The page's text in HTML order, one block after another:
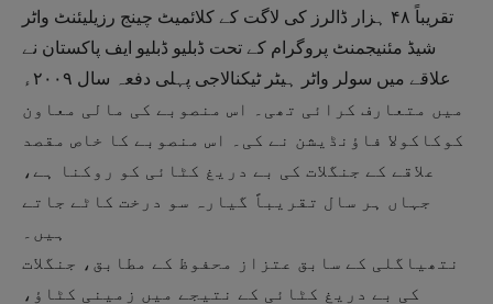
تقریباً ۴۸ ہزار ڈالرز کی لاگت کے کلائمیٹ چینج رزیلیئنٹ واٹر
شیڈ مئنیجمنٹ پروگرام کے تحت ڈبلیو ڈبلیو ایف پاکستان نے
علاقے میں سولر واٹر ہیٹر ٹیکنالاجی پہلی دفعہ سال ۲۰۰۹ء
میں متعارف کرائی تھی۔ اس منصوبے کی مالی معاون
کوکاکولا فاؤنڈیشن نے کی۔ اس منصوبے کا خاص مقصد
علاقے کے جنگلات کی بے دریغ کٹائی کو روکنا ہے،
جہاں ہر سال تقریباً گیارہ سو درخت کاٹے جاتے
ہیں۔
نتھیاگلی کے سابق عتزاز محفوظ کے مطابق، جنگلات
کی بے دریغ کٹائی کے نتیجے میں زمینی کٹاؤ،